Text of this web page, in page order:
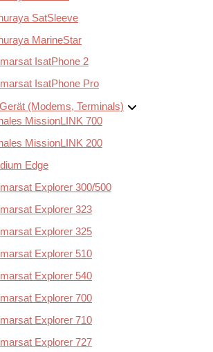
SatSleeve
MarineStar
IsatPhone 2
IsatPhone Pro
(Modems, Terminals)
MissionLINK 700
MissionLINK 200
Edge
Explorer 300/500
Explorer 323
Explorer 325
Explorer 510
Explorer 540
Explorer 700
Explorer 710
Explorer 727